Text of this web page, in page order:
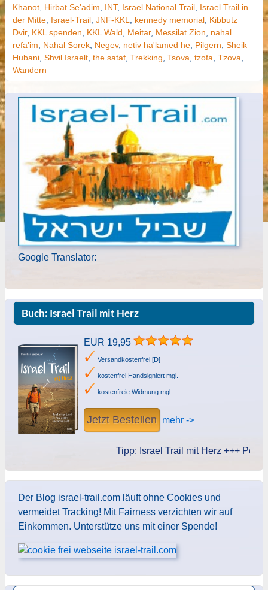
Khanot, Hirbat Se'adim INT, Israel National Trail, Israel Trail in
der Mitte, Israel-Trail, JNF-KKL kennedy memorial, Kibbutz
Dvir, KKL spenden KKL Wald Meitar, Messilat Zion
nahal
refa'im
Nahal Sorek, Negev, netiv ha'lamed he, Pilgern Sheik
Hubani, Shvil Israelt, the sataf, Trekking Tsova tzofa Tzova
Wandern
Google Translator:
Buch: Israel Trail mit Herz
EUR 19,95
Versandkostenfrei [D]
kostenfrei Handsigniert mgl.
kostenfreie Widmung mgl.
Jetzt Bestellen mehr ->
Tipp: Israel Trail mit Herz +++
Der Blog israel-trail.com läuft ohne Cookies und
vermeidet Tracking! Mit Fairness verzichten wir auf
Einkommen. Unterstütze uns mit einer Spende!